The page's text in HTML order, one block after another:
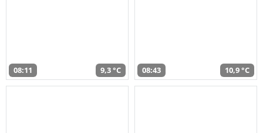
08:11 9,3 °C 08:43 10,9 °C